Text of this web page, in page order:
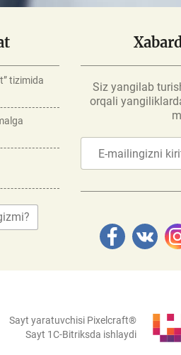
tizimida
Siz yangilab
orqali
Sayt yaratuvchisi Pixelcraft®
Sayt 1C-Bitriksda ishlaydi